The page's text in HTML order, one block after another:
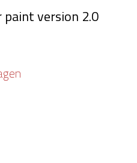
version 2.0